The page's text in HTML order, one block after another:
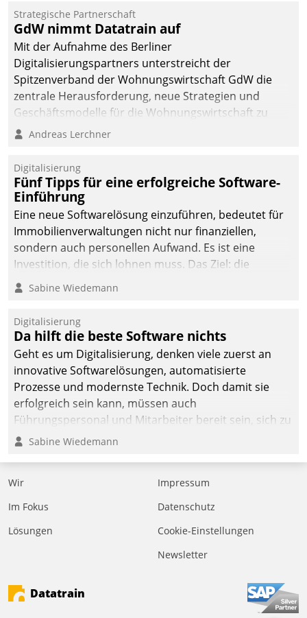
kommunale Wohnungsbauunternehmen daher
gemeinsam mit der Berliner Datatrain GmbH den
Teilprozess der Objektsanierung digitalisiert.
Strategische Partnerschaft
GdW nimmt Datatrain auf
Mit der Aufnahme des Berliner
Digitalisierungspartners unterstreicht der
Spitzenverband der Wohnungswirtschaft GdW die
zentrale Herausforderung, neue Strategien und
Geschäftsmodelle für die Wohnungswirtschaft zu
entwickeln.
Andreas Lerchner
Digitalisierung
Fünf Tipps für eine erfolgreiche Software-
Einführung
Eine neue Softwarelösung einzuführen, bedeutet für
Immobilienverwaltungen nicht nur finanziellen,
sondern auch personellen Aufwand. Es ist eine
Investition, die sich lohnen muss. Das Ziel: die
nachhaltige Optimierung der Geschäftsabläufe. Damit
dieses Ziel erreicht wird, sollten einige Grundregeln
Sabine Wiedemann
Digitalisierung
Da hilft die beste Software nichts
Geht es um Digitalisierung, denken viele zuerst an
innovative Softwarelösungen, automatisierte
Prozesse und modernste Technik. Doch damit sie
erfolgreich sein kann, müssen auch
Führungspersonal und Mitarbeiter bereit sein, sich zu
verändern und anzupassen, sonst werden sie an ihr
Sabine Wiedemann
Wir
Im Fokus
Lösungen
Impressum
Datenschutz
Cookie-Einstellungen
Newsletter
Datatrain